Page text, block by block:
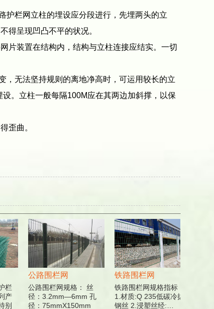
栏网立柱的埋设应分段进行，先埋两头的立
得呈现凹凸不平的状况。
装置在结构内，结构与立柱连接应结实。一切
无法坚持规则的离地净高时，可运用较长的立
。立柱一般每隔100M应在其两边加斜撑，以保
歪曲。
公路围栏网
公路围栏网规格： 丝
径：3.2mm—6mm 孔
径：75mmX150mm
铁路围栏网
铁路围栏网规格指标：
1.材质:Q 235低碳冷拔
钢丝 2.浸塑丝经:…